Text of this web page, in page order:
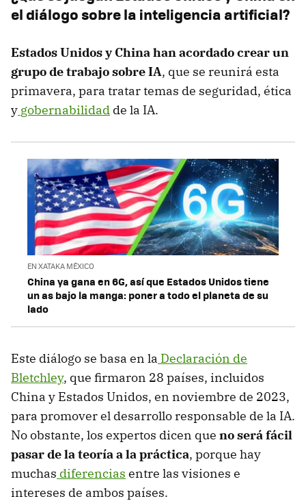
el diálogo sobre la inteligencia artificial?
Estados Unidos y China han acordado crear un
grupo de trabajo sobre IA, que se reunirá esta
primavera, para tratar temas de seguridad, ética
y gobernabilidad de la IA.
EN XATAKA MÉXICO
China ya gana en 6G, así que Estados Unidos tiene
un as bajo la manga: poner a todo el planeta de su
lado
Este diálogo se basa en la Declaración de
Bletchley, que firmaron 28 países, incluidos
China y Estados Unidos, en noviembre de 2023,
para promover el desarrollo responsable de la IA.
No obstante, los expertos dicen que no será fácil
pasar de la teoría a la práctica, porque hay
muchas diferencias entre las visiones e
intereses de ambos países.